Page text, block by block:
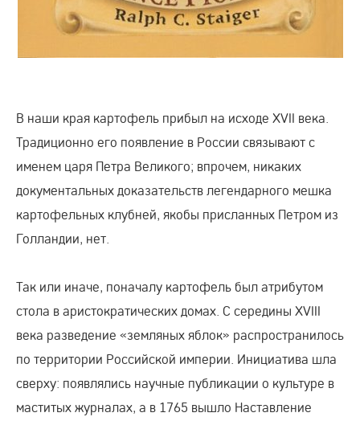
В наши края картофель прибыл на исходе XVII века.
Традиционно его появление в России связывают с
именем царя Петра Великого; впрочем, никаких
документальных доказательств легендарного мешка
картофельных клубней, якобы присланных Петром из
Голландии, нет.
Так или иначе, поначалу картофель был атрибутом
стола в аристократических домах. С середины XVIII
века разведение «земляных яблок» распространилось
по территории Российской империи. Инициатива шла
сверху: появлялись научные публикации о культуре в
маститых журналах, а в 1765 вышло Наставление